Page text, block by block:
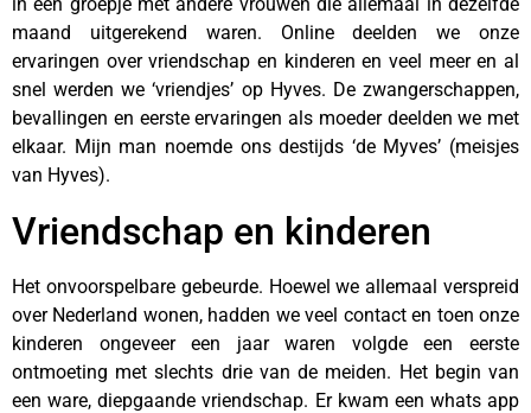
maand uitgerekend waren. Online deelden we onze
ervaringen over vriendschap en kinderen en veel meer en al
snel werden we ‘vriendjes’ op Hyves. De zwangerschappen,
bevallingen en eerste ervaringen als moeder deelden we met
elkaar. Mijn man noemde ons destijds ‘de Myves’ (meisjes
van Hyves).
Vriendschap en kinderen
Het onvoorspelbare gebeurde. Hoewel we allemaal verspreid
over Nederland wonen, hadden we veel contact en toen onze
kinderen ongeveer een jaar waren volgde een eerste
ontmoeting met slechts drie van de meiden. Het begin van
een ware, diepgaande vriendschap. Er kwam een whats app